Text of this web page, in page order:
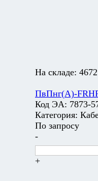
На складе:
ПвПнг(А)-
Код ЭА: 7873-
Категория:
По запросу
-
+